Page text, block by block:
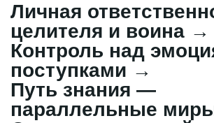
Личная
целителя и воина →
Контроль над
поступками →
Путь знания —
параллельные